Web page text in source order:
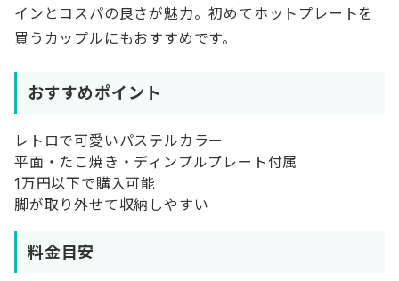
インとコスパの良さが魅力。初めてホットプレートを
買うカップルにもおすすめです。
おすすめポイント
レトロで可愛いパステルカラー
平面・たこ焼き・ディンプルプレート付属
1万円以下で購入可能
脚が取り外せて収納しやすい
料金目安